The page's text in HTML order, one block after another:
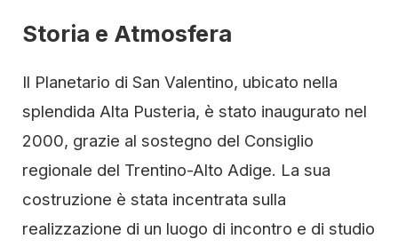
Storia e Atmosfera
Il Planetario di San Valentino, ubicato nella
splendida Alta Pusteria, è stato inaugurato nel
2000, grazie al sostegno del Consiglio
regionale del Trentino-Alto Adige. La sua
costruzione è stata incentrata sulla
realizzazione di un luogo di incontro e di studio